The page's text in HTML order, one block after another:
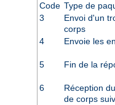
Code Type de
3
Envoi d'un
corps
4
Envoie les
5
Fin de la
6
Réception
de corps